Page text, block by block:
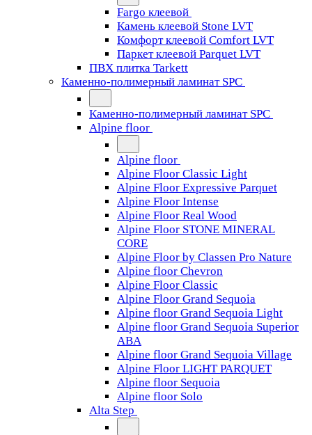
Fargo клеевой
Камень клеевой Stone LVT
Комфорт клеевой Comfort LVT
Паркет клеевой Parquet LVT
ПВХ плитка Tarkett
Каменно-полимерный ламинат SPC
Каменно-полимерный ламинат SPC
Alpine floor
Alpine floor
Alpine Floor Classic Light
Alpine Floor Expressive Parquet
Alpine Floor Intense
Alpine Floor Real Wood
Alpine Floor STONE MINERAL
CORE
Alpine Floor by Classen Pro Nature
Alpine floor Chevron
Alpine Floor Classic
Alpine Floor Grand Sequoia
Alpine floor Grand Sequoia Light
Alpine floor Grand Sequoia Superior
ABA
Alpine floor Grand Sequoia Village
Alpine Floor LIGHT PARQUET
Alpine floor Sequoia
Alpine floor Solo
Alta Step